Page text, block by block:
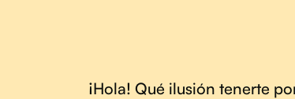
¡Hola! Qué ilusión tenerte